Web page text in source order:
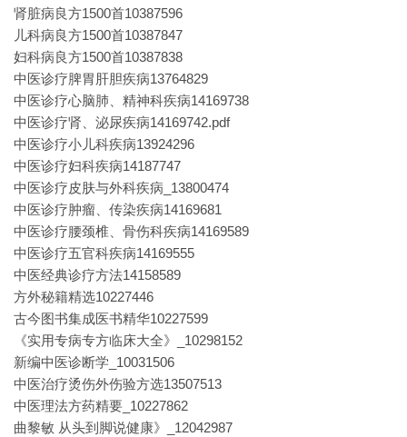
肾脏病良方1500首10387596
儿科病良方1500首10387847
妇科病良方1500首10387838
中医诊疗脾胃肝胆疾病13764829
中医诊疗心脑肺、精神科疾病14169738
中医诊疗肾、泌尿疾病14169742.pdf
中医诊疗小儿科疾病13924296
中医诊疗妇科疾病14187747
中医诊疗皮肤与外科疾病_13800474
中医诊疗肿瘤、传染疾病14169681
中医诊疗腰颈椎、骨伤科疾病14169589
中医诊疗五官科疾病14169555
中医经典诊疗方法14158589
方外秘籍精选10227446
古今图书集成医书精华10227599
《实用专病专方临床大全》_10298152
新编中医诊断学_10031506
中医治疗烫伤外伤验方选13507513
中医理法方药精要_10227862
曲黎敏 从头到脚说健康》_12042987